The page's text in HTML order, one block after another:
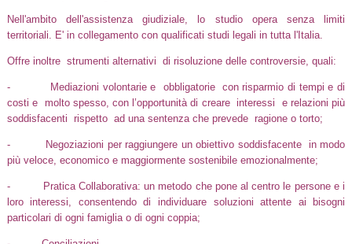
Nell'ambito dell'assistenza giudiziale, lo studio opera senza limiti
territoriali. E' in collegamento con qualificati studi legali in tutta l'Italia.
Offre inoltre strumenti alternativi di risoluzione delle controversie, quali:
- Mediazioni volontarie e obbligatorie con risparmio di tempi e di
costi e molto spesso, con l’opportunità di creare interessi e relazioni più
soddisfacenti rispetto ad una sentenza che prevede ragione o torto;
- Negoziazioni per raggiungere un obiettivo soddisfacente in modo
più veloce, economico e maggiormente sostenibile emozionalmente;
- Pratica Collaborativa: un metodo che pone al centro le persone e i
loro interessi, consentendo di individuare soluzioni attente ai bisogni
particolari di ogni famiglia o di ogni coppia;